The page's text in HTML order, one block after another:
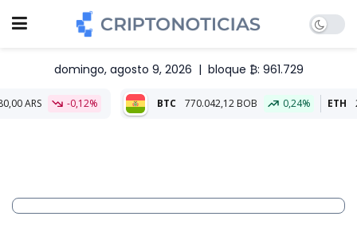
domingo, agosto 9, 2026 | bloque ₿: 961.729
-0,12% BTC 770.042,12 BOB 0,24% ETH 22.762,05 BOB